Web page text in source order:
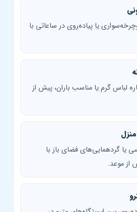
یا پیاده‌روی در ساعاتی با
گرم یا مناسب باران، پیش از
گردهمایی‌های فضای باز با